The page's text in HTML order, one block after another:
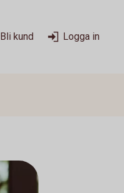
Bli kund Logga in